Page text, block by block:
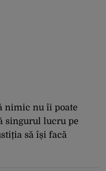
nimic nu îi poate
singurul lucru pe
să își facă